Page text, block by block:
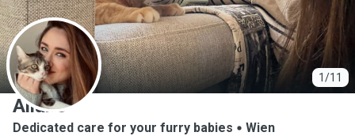
1/11
A
Aliane
Dedicated care for your furry babies
Wien